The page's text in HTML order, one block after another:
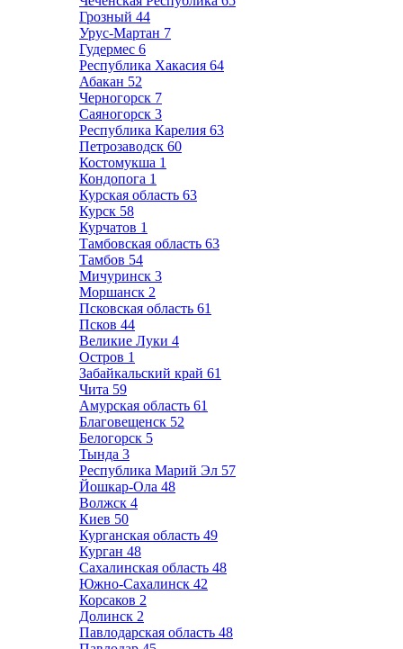
Грозный 44
Урус-Мартан 7
Гудермес 6
Республика Хакасия 64
Абакан 52
Черногорск 7
Саяногорск 3
Республика Карелия 63
Петрозаводск 60
Костомукша 1
Кондопога 1
Курская область 63
Курск 58
Курчатов 1
Тамбовская область 63
Тамбов 54
Мичуринск 3
Моршанск 2
Псковская область 61
Псков 44
Великие Луки 4
Остров 1
Забайкальский край 61
Чита 59
Амурская область 61
Благовещенск 52
Белогорск 5
Тында 3
Республика Марий Эл 57
Йошкар-Ола 48
Волжск 4
Киев 50
Курганская область 49
Курган 48
Сахалинская область 48
Южно-Сахалинск 42
Корсаков 2
Долинск 2
Павлодарская область 48